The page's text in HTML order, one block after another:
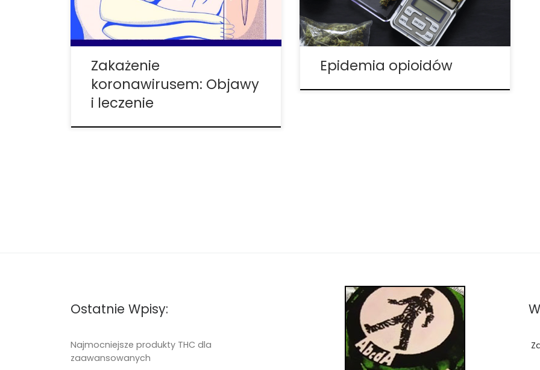
zwierzętami i ludźmi, a inne między ludźmi.
Objawy zakażenia koronawirusem
Zakażenia koronawirusem są powszechne
Zakażenie
koronawirusem: Objawy
i leczenie
zależność od opioidów, a nadużywanie i
przedawkowywanie ich staje się
prawdziwą epidemią, coraz więcej
Epidemia opioidów
Ostatnie Wpisy:
Najmocniejsze produkty THC dla
zaawansowanych